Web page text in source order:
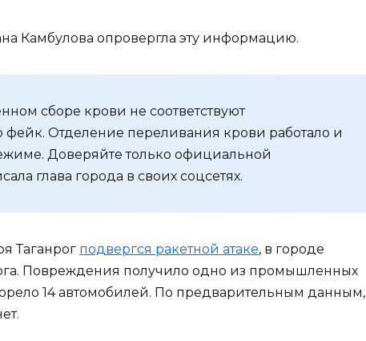
Камбулова опровергла эту информацию.
сборе крови не соответствуют
фейк. Отделение переливания крови работало и
Доверяйте только официальной
глава города в своих соцсетях.
Таганрог подвергся ракетной атаке, в городе
Повреждения получило одно из промышленных
14 автомобилей. По предварительным данным,